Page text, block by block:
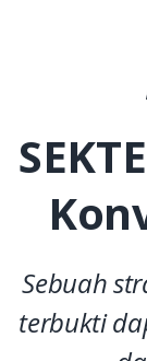
Sebuah
terbukti